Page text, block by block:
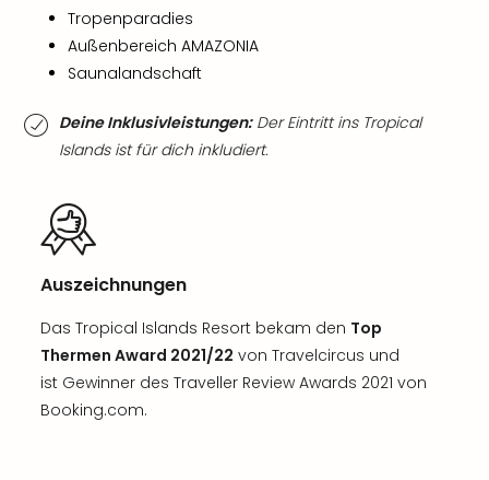
Tropenparadies
Außenbereich AMAZONIA
Saunalandschaft
Deine Inklusivleistungen:Der Eintritt ins Tropical
Islands ist für dich inkludiert.
Auszeichnungen
Das Tropical Islands Resort bekam den Top
Thermen Award 2021/22 von Travelcircus und
ist Gewinner des Traveller Review Awards 2021 von
Booking.com.